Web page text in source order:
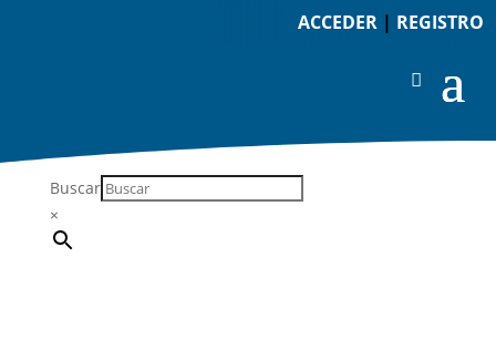
ACCEDER| REGISTRO
Buscar
×